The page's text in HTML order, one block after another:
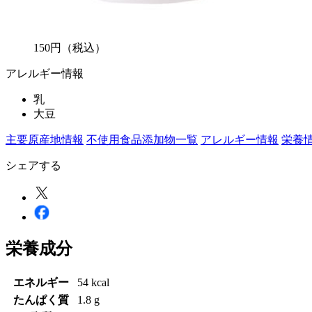
150円 （税込）
アレルギー情報
乳
大豆
主要原産地情報 不使用食品添加物一覧 アレルギー情報 栄養
シェアする
栄養成分
エネルギー
54 kcal
たんぱく質
1.8 g